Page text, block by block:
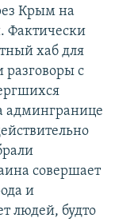
Крым на
Фактически
хаб для
с
админгранице
совершает
и
людей, будто